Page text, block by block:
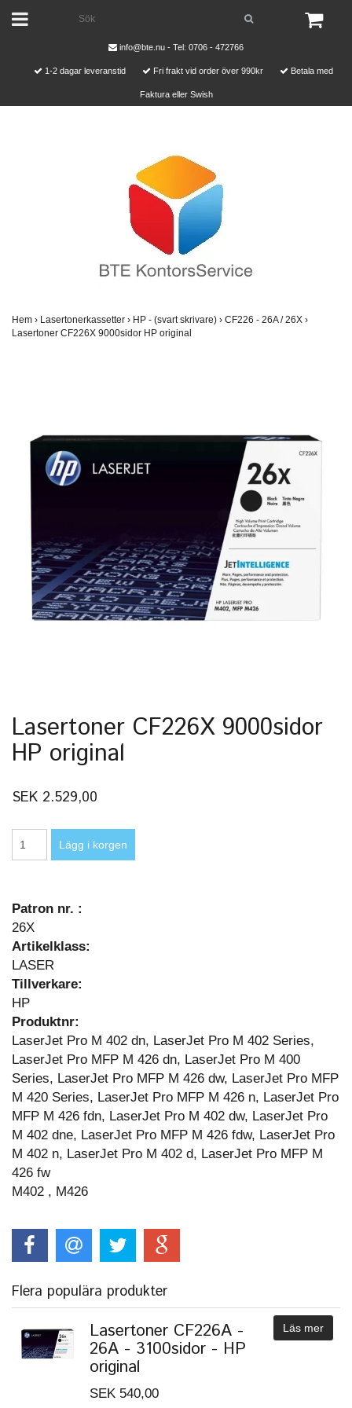
info@bte.nu - Tel: 0706 - 472766
1-2 dagar leveranstid Fri frakt vid order över 990kr Betala med
Faktura eller Swish
Hem › Lasertonerkassetter › HP - (svart skrivare) › CF226 - 26A / 26X ›
Lasertoner CF226X 9000sidor HP original
Lasertoner CF226X 9000sidor
HP original
SEK 2.529,00
Patron nr. :
26X
Artikelklass:
LASER
Tillverkare:
HP
Produktnr:
LaserJet Pro M 402 dn, LaserJet Pro M 402 Series,
LaserJet Pro MFP M 426 dn, LaserJet Pro M 400
Series, LaserJet Pro MFP M 426 dw, LaserJet Pro MFP
M 420 Series, LaserJet Pro MFP M 426 n, LaserJet Pro
MFP M 426 fdn, LaserJet Pro M 402 dw, LaserJet Pro
M 402 dne, LaserJet Pro MFP M 426 fdw, LaserJet Pro
M 402 n, LaserJet Pro M 402 d, LaserJet Pro MFP M
426 fw
M402 , M426
Flera populära produkter
Lasertoner CF226A -
26A - 3100sidor - HP
original
SEK 540,00
Läs mer